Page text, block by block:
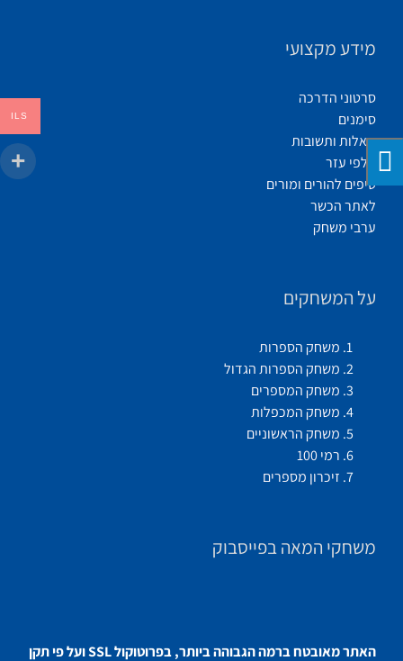
מידע מקצועי
סרטוני הדרכה
סימנים
שאלות ותשובות
קלפי עזר
טיפים להורים ומורים
לאתר הכשר
ערבי משחק
על המשחקים
משחק הספרות
משחק הספרות הגדול
משחק המספרים
משחק המכפלות
משחק הראשוניים
רמי 100
זיכרון מספרים
משחקי המאה בפייסבוק
האתר מאובטח ברמה הגבוהה ביותר, בפרוטוקול SSL ועל פי תקן
ILS